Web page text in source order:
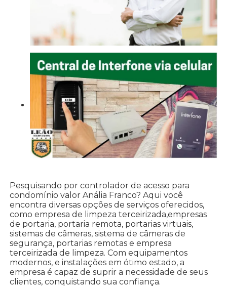
Pesquisando por controlador de acesso para
condomínio valor Anália Franco? Aqui você
encontra diversas opções de serviços oferecidos,
como empresa de limpeza terceirizada,empresas
de portaria, portaria remota, portarias virtuais,
sistemas de câmeras, sistema de câmeras de
segurança, portarias remotas e empresa
terceirizada de limpeza. Com equipamentos
modernos, e instalações em ótimo estado, a
empresa é capaz de suprir a necessidade de seus
clientes, conquistando sua confiança.